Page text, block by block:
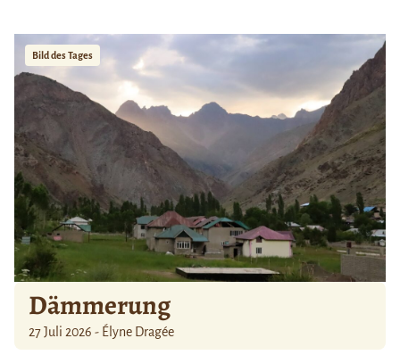
Bild des Tages
Dämmerung
27 Juli 2026 - Élyne Dragée